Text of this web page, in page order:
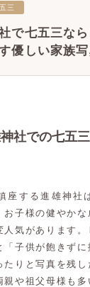
三
で七五三なら
優しい家族
社での七五
座する進雄神社
お子様の健やか
人気があります
子供が飽きずに
たりと写真を残
や祖父母様も多